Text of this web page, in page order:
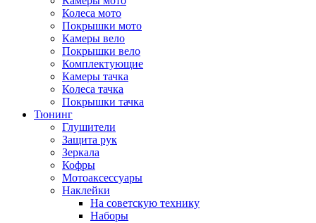
Колеса мото
Покрышки мото
Камеры вело
Покрышки вело
Комплектующие
Камеры тачка
Колеса тачка
Покрышки тачка
Тюнинг
Глушители
Защита рук
Зеркала
Кофры
Мотоаксессуары
Наклейки
На советскую технику
Наборы